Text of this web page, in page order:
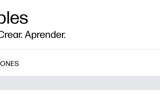
Aprender.